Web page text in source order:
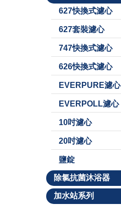
627快換式濾心
627套裝濾心
747快換式濾心
626快換式濾心
EVERPURE濾心
EVERPOLL濾心
10吋濾心
20吋濾心
鹽錠
除氯抗菌沐浴器
加水站系列